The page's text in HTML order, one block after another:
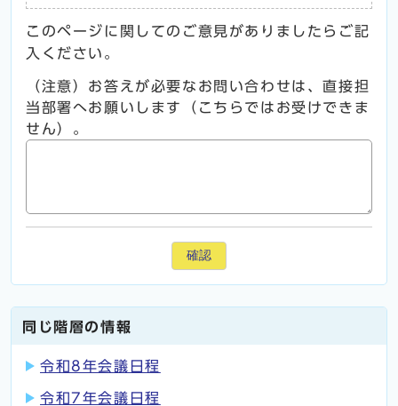
このページに関してのご意見がありましたらご記
入ください。
（注意）お答えが必要なお問い合わせは、直接担
当部署へお願いします（こちらではお受けできま
せん）。
確認
同じ階層の情報
令和8年会議日程
令和7年会議日程